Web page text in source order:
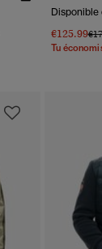
€125.99
Tu